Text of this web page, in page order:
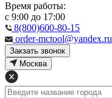
Время работы:
с 9:00 до 17:00
8(800)600-80-15
order-mctool@yandex.ru
Закзать звонок
Москва